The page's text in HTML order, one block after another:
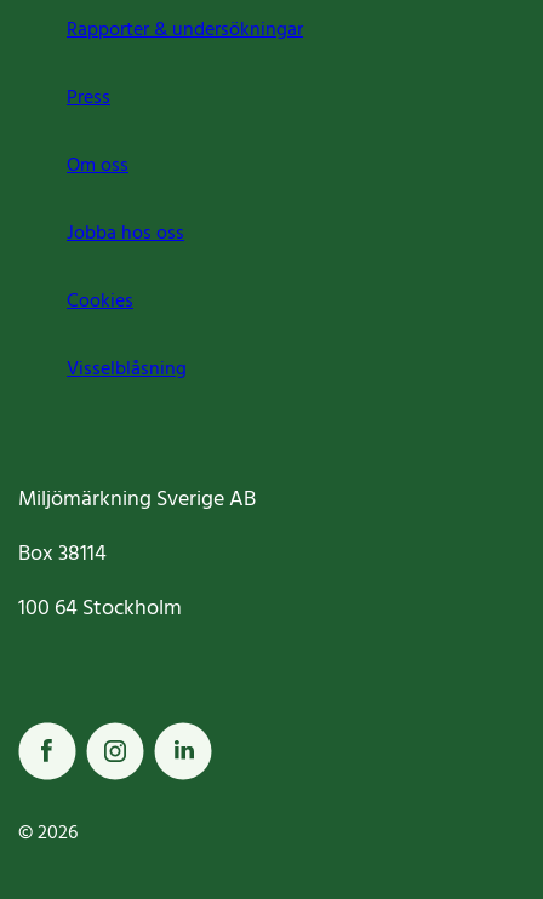
Rapporter & undersökningar
Press
Om oss
Jobba hos oss
Cookies
Visselblåsning
Miljömärkning Sverige AB
Box38114
100 64Stockholm
© 2026